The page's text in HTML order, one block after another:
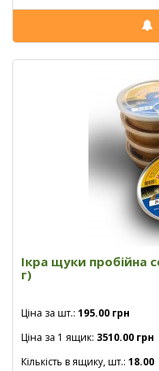
Ікра щуки пробійна
г)
Ціна за шт.: 195.00 грн
Ціна за 1 ящик: 3510.00 грн
Кількість в ящику, шт.: 18.00